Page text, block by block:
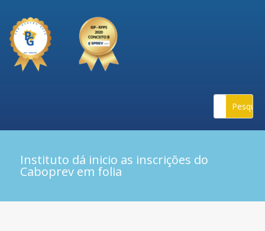
Instituto dá inicio as inscrições do
Caboprev em folia